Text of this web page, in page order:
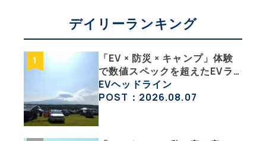
デイリーランキング
「EV × 防災 × キャンプ」体験
で数値スペックを超えたEVラ
イフの豊かさを実感【 EV
SUMMER CAMP 2026 】
EVヘッドライン
POST：2026.08.07